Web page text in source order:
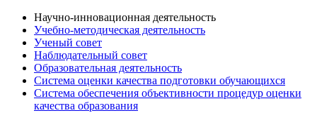
Научно-инновационная деятельность
Учебно-методическая деятельность
Ученый совет
Наблюдательный совет
Образовательная деятельность
Система оценки качества подготовки обучающихся
Система обеспечения объективности процедур оценки
качества образования